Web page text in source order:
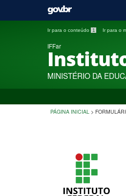
Ir para o conteúdo 1 Ir para o
IFFar
MINISTÉRIO DA
PÁGINA INICIAL >